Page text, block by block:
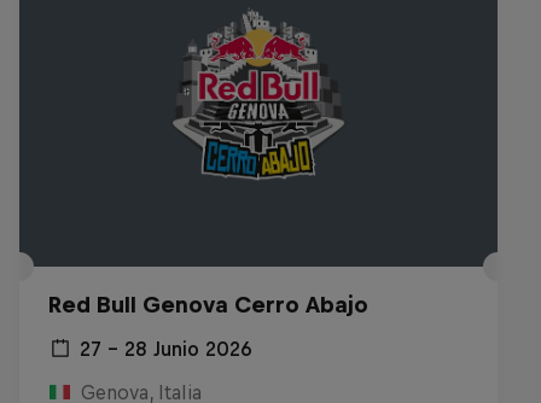
Red Bull Genova Cerro Abajo
27 – 28 Junio 2026
Genova, Italia